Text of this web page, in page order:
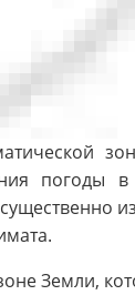
погоды
Земли,